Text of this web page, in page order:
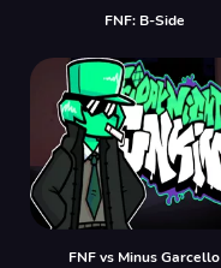
FNF: B-Side
FNF vs Minus Garcello